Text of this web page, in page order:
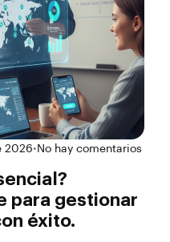
2026• No hay comentarios
para gestionar
éxito.